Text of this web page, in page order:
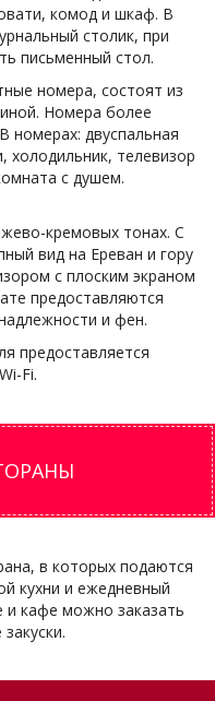
комод и шкаф. В
столик, при
письменный стол.
номера, состоят из
Номера более
номерах: двуспальная
холодильник, телевизор
с душем.
кремовых тонах. С
вид на Ереван и гору
с плоским экраном
предоставляются
и фен.
предоставляется
Fi.
в которых подаются
кухни и ежедневный
и кафе можно заказать